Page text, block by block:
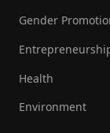
Gender
Health
Environment